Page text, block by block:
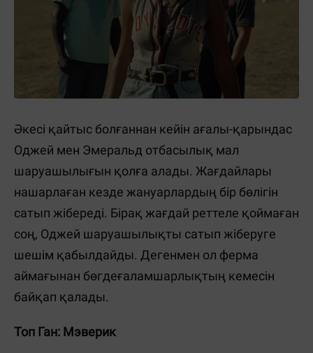
Әкесі қайтыс болғаннан кейін ағалы-қарындас
Оджей мен Эмеральд отбасылық мал
шаруашылығын қолға алады. Жағдайлары
нашарлаған кезде жануарлардың бір бөлігін
сатып жібереді. Бірақ жағдай реттеле қоймаған
соң, Оджей шаруашылықты сатып жіберуге
шешім қабылдайды. Дегенмен ол ферма
аймағынан бөгдеғаламшарлықтың кемесін
байқап қалады.
Топ Ган: Мэверик